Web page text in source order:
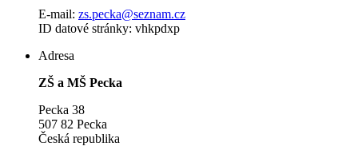
E-mail: zs.pecka@seznam.cz
ID datové stránky: vhkpdxp
Adresa
ZŠ a MŠ Pecka
Pecka 38
507 82 Pecka
Česká republika